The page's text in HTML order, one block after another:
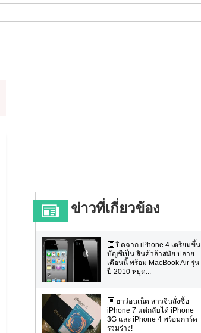
ข่าวที่เกี่ยวข้อง
ปิดฉาก iPhone 4 เตรียมขึ้น
บัญชีเป็น สินค้าล้าสมัย ปลาย
เดือนนี้ พร้อม MacBook Air รุ่น
ปี 2010 หยุด...
ฮาว่อนเน็ต สาวจีนสั่งซื้อ
iPhone 7 แต่กลับได้ iPhone
3G และ iPhone 4 พร้อมการ์ด
รวมร่าง!